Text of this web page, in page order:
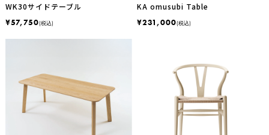
WK30サイドテーブル
¥57,750(税込)
KA omusubi Table
¥231,000(税込)